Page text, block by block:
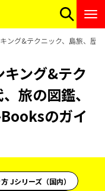
ング&テクニック、島旅、歴
ング&テク
旅の図鑑、
のガイ
Jシリーズ（国内）